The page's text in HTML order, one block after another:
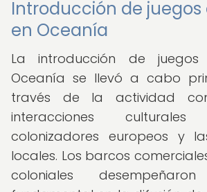
Introducción de juegos
en Oceanía
La introducción de juegos
Oceanía se llevó a cabo
través de la actividad
interacciones
colonizadores europeos y
locales. Los barcos
coloniales